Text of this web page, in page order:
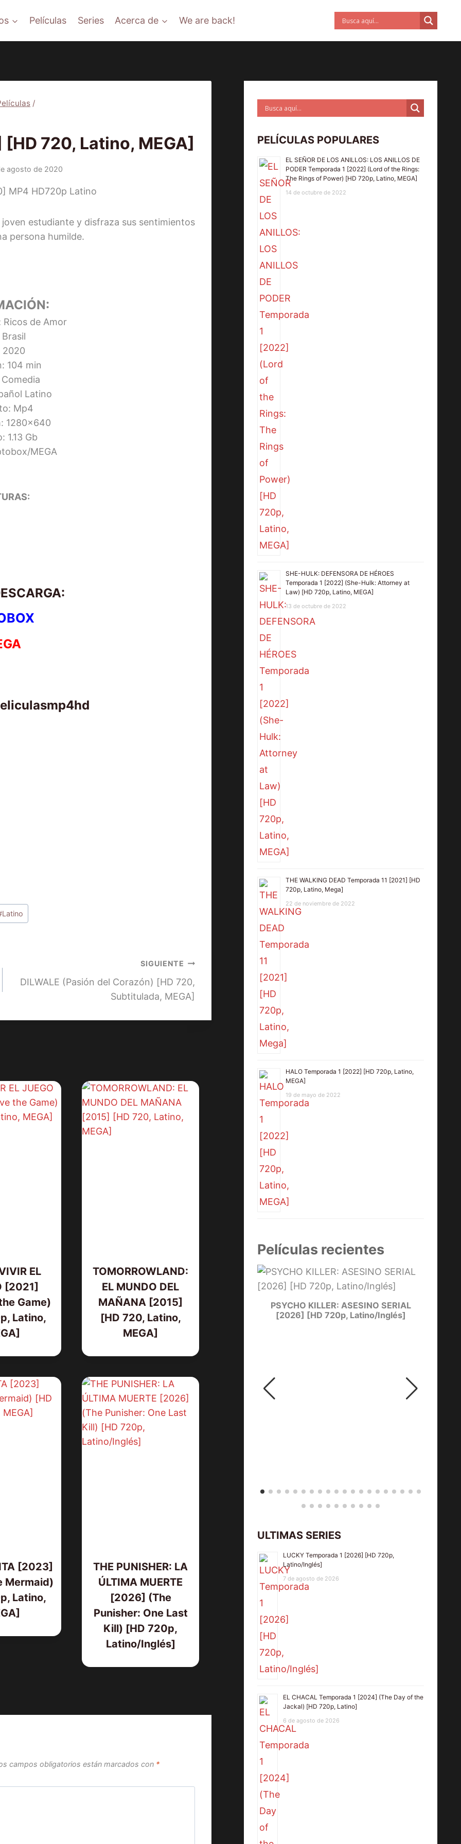
Películas Series Acerca de We are back!
/
720, Latino, MEGA]
agosto de 2020
estudiante y disfraza sus sentimientos
persona humilde.
Ricos de Amor
Brasil
2020
104 min
Latino
Mp4
1280×640
1.13 Gb
MEGA
Latino
SIGUIENTE
DILWALE (Pasión del Corazón) [HD 720,
Subtitulada, MEGA]
EL
[2021]
Game)
Latino,
TOMORROWLAND:
EL MUNDO DEL
MAÑANA [2015]
[HD 720, Latino,
MEGA]
[2023]
Mermaid)
Latino,
THE PUNISHER: LA
ÚLTIMA MUERTE
[2026] (The
Punisher: One Last
Kill) [HD 720p,
Latino/Inglés]
campos obligatorios están marcados con *
PELÍCULAS POPULARES
EL SEÑOR DE LOS ANILLOS: LOS ANILLOS DE
PODER Temporada 1 [2022] (Lord of the Rings:
The Rings of Power) [HD 720p, Latino, MEGA]
14 de octubre de 2022
SHE-HULK: DEFENSORA DE HÉROES
Temporada 1 [2022] (She-Hulk: Attorney at
Law) [HD 720p, Latino, MEGA]
13 de octubre de 2022
THE WALKING DEAD Temporada 11 [2021] [HD
720p, Latino, Mega]
22 de noviembre de 2022
HALO Temporada 1 [2022] [HD 720p, Latino,
MEGA]
19 de mayo de 2022
Películas recientes
AMOS DEL UNIVERSO [2026] (Masters
of the Universe) [HD 720p,
Latino/Inglés]
PSYCHO KILLER: ASESINO SERIAL
[2026] [HD 720p, Latino/Inglés]
ULTIMAS SERIES
LUCKY Temporada 1 [2026] [HD 720p,
Latino/Inglés]
7 de agosto de 2026
EL CHACAL Temporada 1 [2024] (The Day of the
Jackal) [HD 720p, Latino]
6 de agosto de 2026